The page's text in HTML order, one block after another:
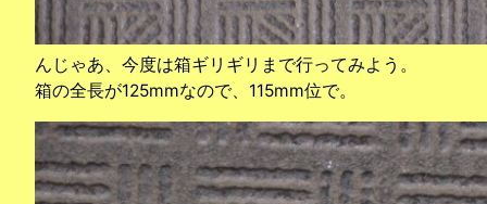
んじゃあ、今度は箱ギリギリまで行ってみよう。
箱の全長が125mmなので、115mm位で。